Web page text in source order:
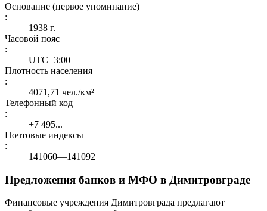
Основание (первое упоминание)
:
1938 г.
Часовой пояс
:
UTC+3:00
Плотность населения
:
4071,71 чел./км²
Телефонный код
:
+7 495...
Почтовые индексы
:
141060—141092
Предложения банков и МФО в Димитровграде
Финансовые учреждения Димитровграда предлагают